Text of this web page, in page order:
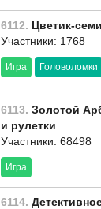
6112. Цветик-
Участники: 1768
Игра Головоломки
6113. Золотой
и рулетки
Участники: 68498
Игра
6114.